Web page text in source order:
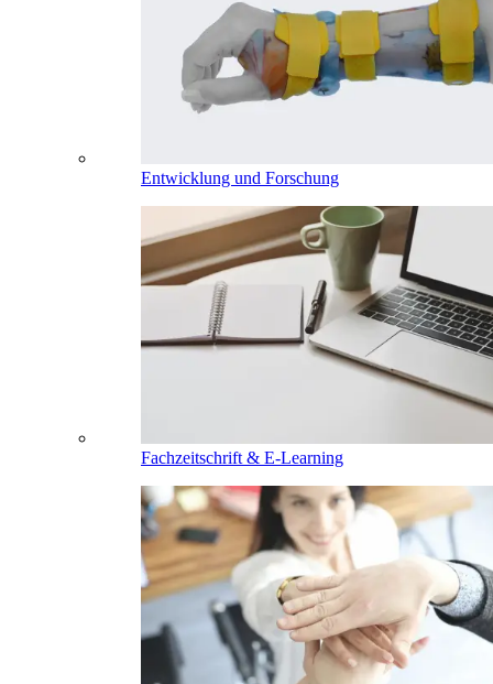
Entwicklung und Forschung
Fachzeitschrift & E-Learning